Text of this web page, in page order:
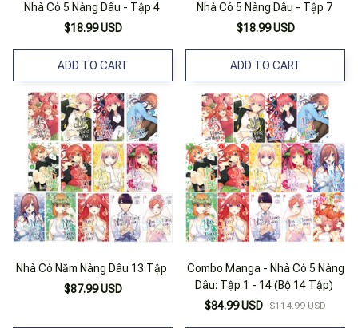
Nhà Có 5 Nàng Dâu - Tập 4
$18.99 USD
ADD TO CART
Nhà Có 5 Nàng Dâu - Tập 7
$18.99 USD
ADD TO CART
Nhà Có Năm Nàng Dâu 13 Tập
$87.99 USD
Combo Manga - Nhà Có 5 Nàng
Dâu: Tập 1 - 14 (Bộ 14 Tập)
$84.99 USD $114.99 USD